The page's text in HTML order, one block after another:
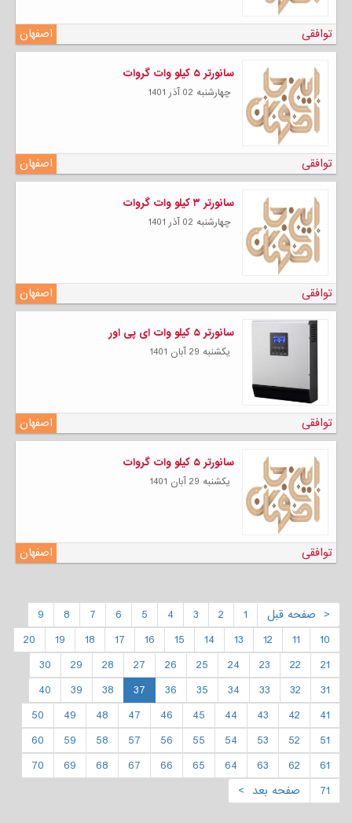
اصفهان توافقی
سانورتر ۵ کیلو وات گروات
چهارشنبه 02 آذر 1401
اصفهان توافقی
سانورتر ۳ کیلو وات گروات
چهارشنبه 02 آذر 1401
اصفهان توافقی
سانورتر ۵ کیلو وات ای پی اور
يكشنبه 29 آبان 1401
اصفهان توافقی
سانورتر ۵ کیلو وات گروات
يكشنبه 29 آبان 1401
اصفهان توافقی
< صفحه قبل 1
2
3
4
5
6
7
8
9
10
11
12
13
14
15
16
17
18
19
20
21
22
23
24
25
26
27
28
29
30
31
32
33
34
35
36
37
38
39
40
41
42
43
44
45
46
47
48
49
50
51
52
53
54
55
56
57
58
59
60
61
62
63
64
65
66
67
68
69
70
71
صفحه بعد >